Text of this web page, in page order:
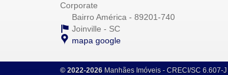
Corporate
Bairro América - 89201-740
Joinville - SC
mapa google
© 2022-2026 Manhães Imóveis - CRECI/SC 6.607-J